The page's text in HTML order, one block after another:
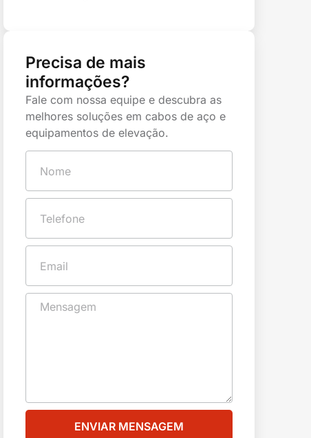
Precisa de mais
informações?
Fale com nossa equipe e descubra as
melhores soluções em cabos de aço e
equipamentos de elevação.
ENVIAR MENSAGEM